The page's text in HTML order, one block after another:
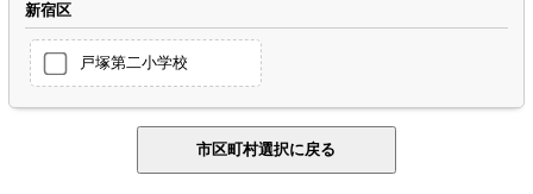
新宿区
戸塚第二小学校